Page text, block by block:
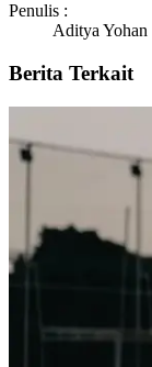
Penulis :
Aditya Yohan
Berita Terkait